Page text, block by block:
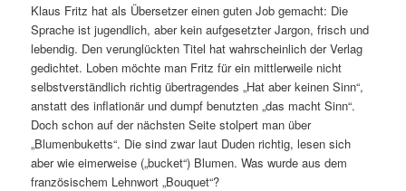
Klaus Fritz hat als Übersetzer einen guten Job gemacht: Die
Sprache ist jugendlich, aber kein aufgesetzter Jargon, frisch und
lebendig. Den verunglückten Titel hat wahrscheinlich der Verlag
gedichtet. Loben möchte man Fritz für ein mittlerweile nicht
selbstverständlich richtig übertragendes „Hat aber keinen Sinn“,
anstatt des inflationär und dumpf benutzten „das macht Sinn“.
Doch schon auf der nächsten Seite stolpert man über
„Blumenbuketts“. Die sind zwar laut Duden richtig, lesen sich
aber wie eimerweise („bucket“) Blumen. Was wurde aus dem
französischem Lehnwort „Bouquet“?